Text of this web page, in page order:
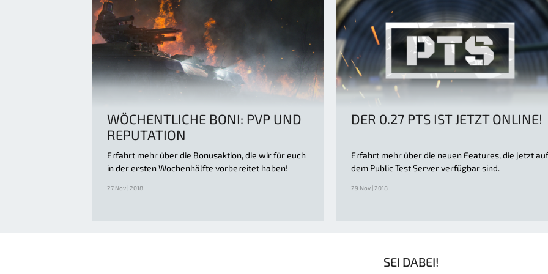
WÖCHENTLICHE BONI: PVP UND
REPUTATION
Erfahrt mehr über die Bonusaktion, die wir für euch
in der ersten Wochenhälfte vorbereitet haben!
27 Nov | 2018
DER 0.27 PTS IST JETZT ONLINE!
Erfahrt mehr über die neuen Features, die jetzt auf
dem Public Test Server verfügbar sind.
29 Nov | 2018
SEI DABEI!